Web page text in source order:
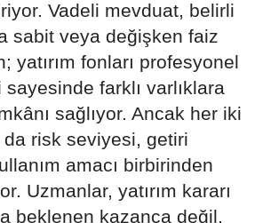
Vadeli mevduat, belirli
sabit veya değişken faiz
yatırım fonları profesyonel
farklı varlıklara
sağlıyor. Ancak her iki
da risk seviyesi, getiri
amacı birbirinden
Uzmanlar, yatırım kararı
beklenen kazanca değil,